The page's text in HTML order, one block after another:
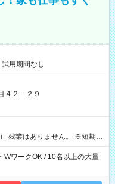
用期間】試用期間なし
４２－２９
はありません。 ※短期の
了承くださいませ。
WワークOK / 10名以上の大量